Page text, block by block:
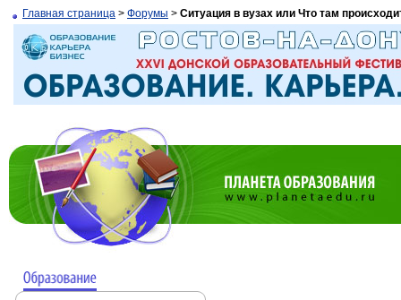
Главная страница > Форумы > Ситуация в вузах или Что там